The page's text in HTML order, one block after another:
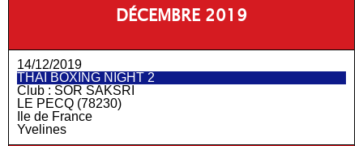
DÉCEMBRE 2019
14/12/2019
THAÏ BOXING NIGHT 2
Club : SOR SAKSRI
LE PECQ (78230)
Ile de France
Yvelines